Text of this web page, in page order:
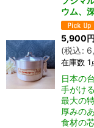
ウム、
5,900円
(税込:
在庫数 1
日本の
手がけ
最大の
厚みの
食材の